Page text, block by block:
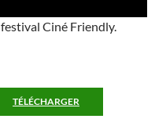
Ciné Friendly.
TÉLÉCHARGER